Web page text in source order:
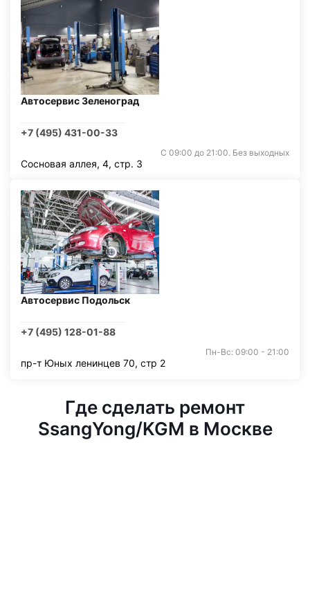
Автосервис Зеленоград
+7 (495) 431-00-33
С 09:00 до 21:00. Без выходных
Сосновая аллея, 4, стр. 3
Автосервис Подольск
+7 (495) 128-01-88
Пн-Вс: 09:00 - 21:00
пр-т Юных ленинцев 70, стр 2
Где сделать ремонт
SsangYong/KGM в Москве